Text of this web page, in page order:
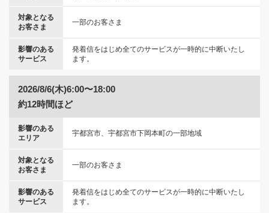
対象となる
お客さま
一部のお客さま
影響のある
サービス
発着信をはじめ全てのサービスが一時的に中断いたし
ます。
2026/8/6(木)6:00〜18:00
約12時間ほど
影響のある
エリア
宇都宮市、宇都宮市下岡本町の一部地域
対象となる
お客さま
一部のお客さま
影響のある
サービス
発着信をはじめ全てのサービスが一時的に中断いたし
ます。